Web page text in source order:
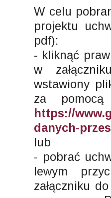
W celu
projektu
pdf):
- kliknąć
w
wstawiony
za pomocą
https://
danych-
lub
- pobrać
lewym
załączniku